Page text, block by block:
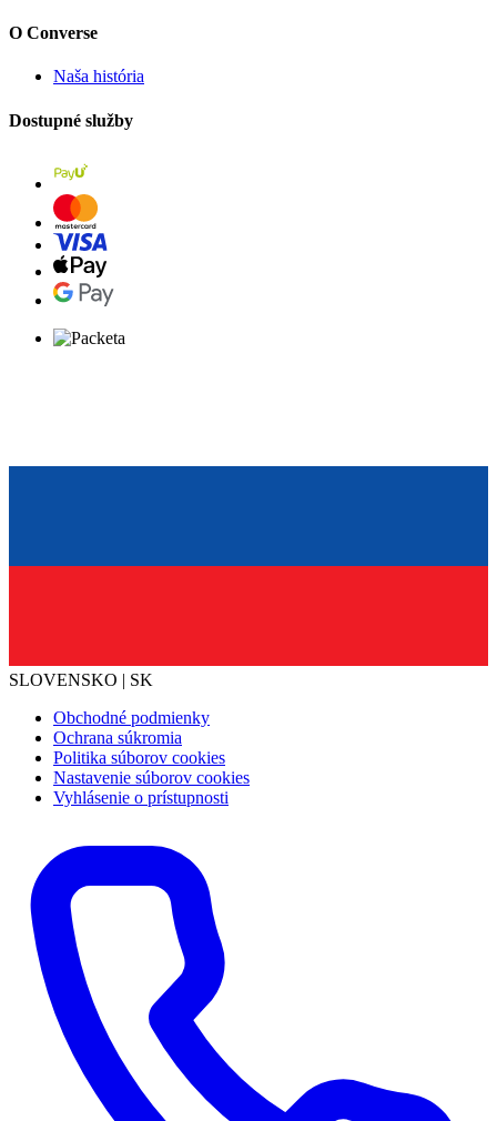
O Converse
Naša história
Dostupné služby
SLOVENSKO | SK
Obchodné podmienky
Ochrana súkromia
Politika súborov cookies
Nastavenie súborov cookies
Vyhlásenie o prístupnosti